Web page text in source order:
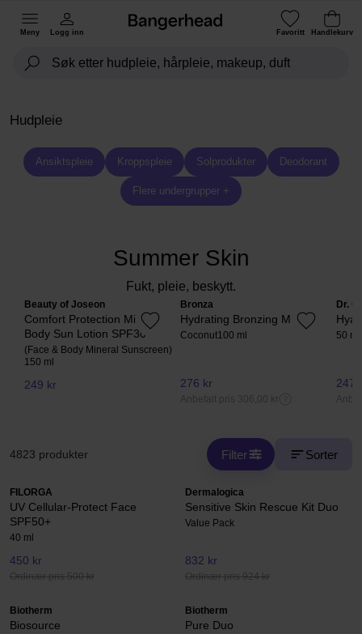
Meny Logg inn Favoritt Handlekurv
Hudpleie
Ansiktspleie Kroppspleie Solprodukter Deodorant
Flere undergrupper +
Summer Skin
Fukt, pleie, beskytt.
Beauty of Joseon
Comfort Protection Mineral
Body Sun Lotion SPF30
(Face & Body Mineral Sunscreen)
150 ml
249 kr
Bronza
Hydrating Bronzing Mist
Coconut100 ml
276 kr
Anbefalt pris 306,00 kr
Dr.
50 ml
4823 produkter Filter Sorter
FILORGA
UV Cellular-Protect Face
SPF50+
40 ml
450 kr
Ordinær pris 500 kr
Dermalogica
Sensitive Skin Rescue Kit Duo
Value Pack
832 kr
Ordinær pris 924 kr
Biotherm
Biosource
Biotherm
Pure Duo